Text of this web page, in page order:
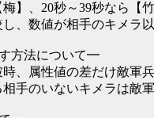
】、20秒～39秒なら【
、数値が相手のキメラ
方法について━
、属性値の差だけ敵軍
手のいないキメラは敵